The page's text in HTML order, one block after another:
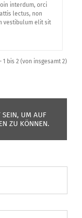
interdum, orci
lectus, non
vestibulum elit sit
bis 2 (von insgesamt 2)
SEIN, UM AUF
ZU KÖNNEN.